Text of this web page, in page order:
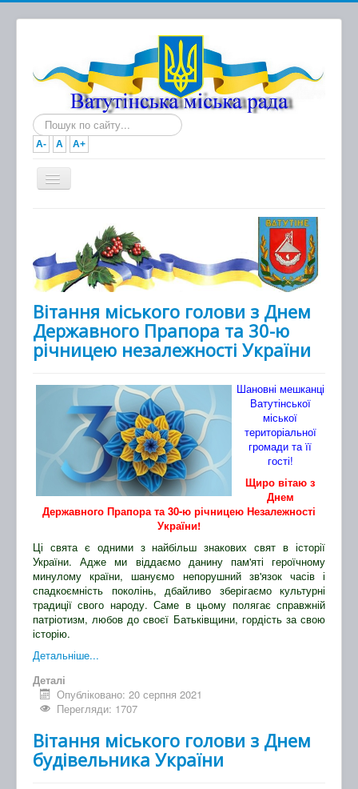
Пошук...
A- A A+
Новини
Документи
Виконавчий комітет
Про місто та громаду
Вітання міського голови з Днем
Державного Прапора та 30-ю
річницею незалежності України
Шановні мешканці
Ватутінської
міської
територіальної
громади та її
гості!
Щиро вітаю з
Днем
Державного Прапора та 30-ю річницею Незалежності
України!
Ці свята є одними з найбільш знакових свят в історії
України. Адже ми віддаємо данину пам'яті героїчному
минулому країни, шануємо непорушний зв'язок часів і
спадкоємність поколінь, дбайливо зберігаємо культурні
традиції свого народу. Саме в цьому полягає справжній
патріотизм, любов до своєї Батьківщини, гордість за свою
історію.
Детальніше...
Деталі
Опубліковано: 20 серпня 2021
Перегляди: 1707
Вітання міського голови з Днем
будівельника України